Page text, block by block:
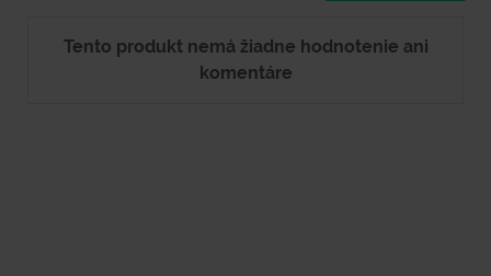
Tento produkt nemá žiadne hodnotenie ani
komentáre